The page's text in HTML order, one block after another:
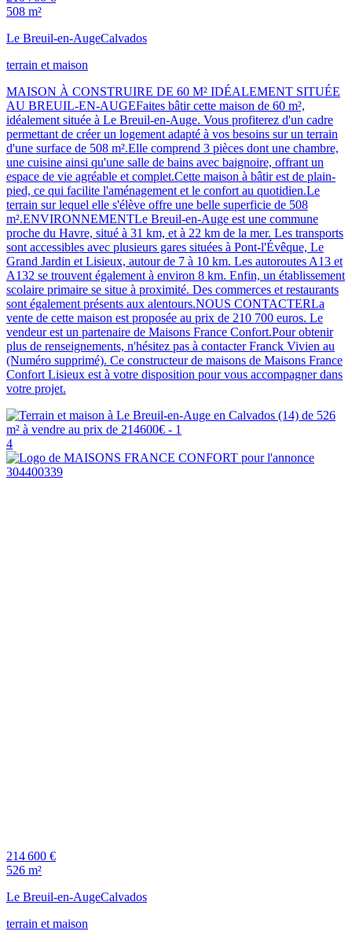
508 m²
Le Breuil-en-AugeCalvados
terrain et maison
MAISON À CONSTRUIRE DE 60 M² IDÉALEMENT SITUÉE
AU BREUIL-EN-AUGEFaites bâtir cette maison de 60 m²,
idéalement située à Le Breuil-en-Auge. Vous profiterez d'un cadre
permettant de créer un logement adapté à vos besoins sur un terrain
d'une surface de 508 m².Elle comprend 3 pièces dont une chambre,
une cuisine ainsi qu'une salle de bains avec baignoire, offrant un
espace de vie agréable et complet.Cette maison à bâtir est de plain-
pied, ce qui facilite l'aménagement et le confort au quotidien.Le
terrain sur lequel elle s'élève offre une belle superficie de 508
m².ENVIRONNEMENTLe Breuil-en-Auge est une commune
proche du Havre, situé à 31 km, et à 22 km de la mer. Les transports
sont accessibles avec plusieurs gares situées à Pont-l'Évêque, Le
Grand Jardin et Lisieux, autour de 7 à 10 km. Les autoroutes A13 et
A132 se trouvent également à environ 8 km. Enfin, un établissement
scolaire primaire se situe à proximité. Des commerces et restaurants
sont également présents aux alentours.NOUS CONTACTERLa
vente de cette maison est proposée au prix de 210 700 euros. Le
vendeur est un partenaire de Maisons France Confort.Pour obtenir
plus de renseignements, n'hésitez pas à contacter Franck Vivien au
(Numéro supprimé). Ce constructeur de maisons de Maisons France
Confort Lisieux est à votre disposition pour vous accompagner dans
votre projet.
4
214 600 €
526 m²
Le Breuil-en-AugeCalvados
terrain et maison